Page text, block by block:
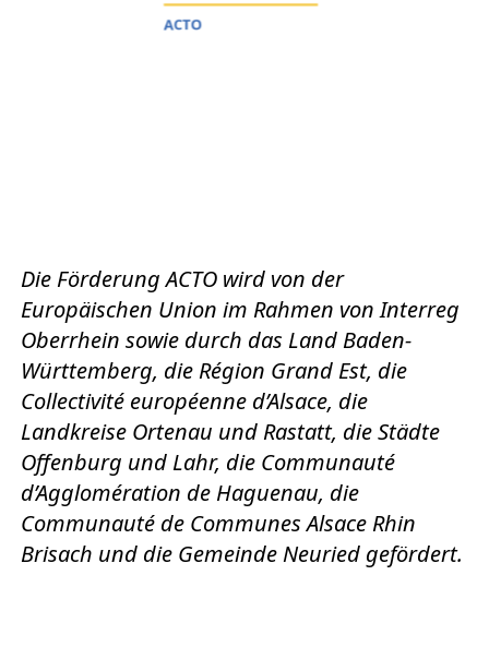
Die Förderung ACTO wird von der
Europäischen Union im Rahmen von Interreg
Oberrhein sowie durch das Land Baden-
Württemberg, die Région Grand Est, die
Collectivité européenne d’Alsace, die
Landkreise Ortenau und Rastatt, die Städte
Offenburg und Lahr, die Communauté
d’Agglomération de Haguenau, die
Communauté de Communes Alsace Rhin
Brisach und die Gemeinde Neuried gefördert.